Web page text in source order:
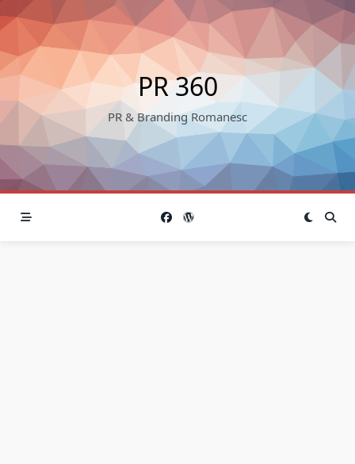
Skip
to
content
PR 360
PR & Branding Romanesc